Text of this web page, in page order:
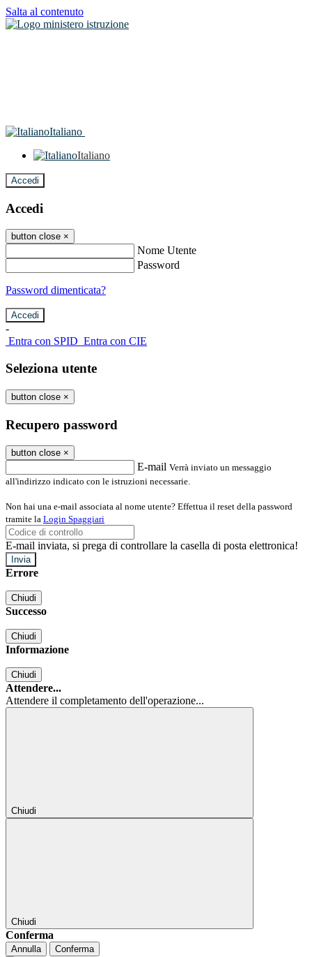
Salta al contenuto
Italiano
Italiano
Accedi
Accedi
button close ×
Nome Utente
Password
Password dimenticata?
-
Entra con SPID Entra con CIE
Seleziona utente
button close ×
Recupero password
button close ×
E-mail Verrà inviato un messaggio
all'indirizzo indicato con le istruzioni necessarie.
Non hai una e-mail associata al nome utente? Effettua il reset della password
tramite la Login Spaggiari
E-mail inviata, si prega di controllare la casella di posta elettronica!
Errore
Chiudi
Successo
Chiudi
Informazione
Chiudi
Attendere...
Attendere il completamento dell'operazione...
Chiudi
Chiudi
Conferma
Annulla Conferma